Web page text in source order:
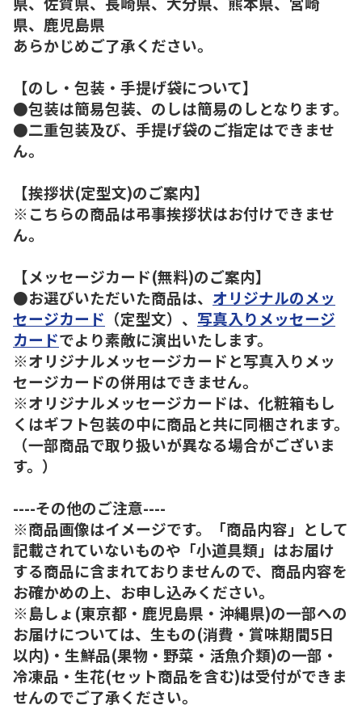
県、鹿児島県
あらかじめご了承ください。
【のし・包装・手提げ袋について】
●包装は簡易包装、のしは簡易のしとなります。
●二重包装及び、手提げ袋のご指定はできませ
ん。
【挨拶状(定型文)のご案内】
※こちらの商品は弔事挨拶状はお付けできませ
ん。
【メッセージカード(無料)のご案内】
●お選びいただいた商品は、 オリジナルのメッ
セージカード （定型文）、 写真入りメッセージ
カードでより素敵に演出いたします。
※オリジナルメッセージカードと写真入りメッ
セージカードの併用はできません。
※オリジナルメッセージカードは、化粧箱もし
くはギフト包装の中に商品と共に同梱されます。
（一部商品で取り扱いが異なる場合がございま
す。）
----その他のご注意----
※商品画像はイメージです。「商品内容」として
記載されていないものや「小道具類」はお届け
する商品に含まれておりませんので、商品内容を
お確かめの上、お申し込みください。
※島しょ(東京都・鹿児島県・沖縄県)の一部への
お届けについては、生もの(消費・賞味期間5日
以内)・生鮮品(果物・野菜・活魚介類)の一部・
冷凍品・生花(セット商品を含む)は受付ができま
せんのでご了承ください。